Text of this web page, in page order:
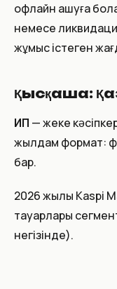
офлайн ашуға
немесе
жұмыс істеген
Қысқаша:
ИП — жеке
жылдам формат:
бар.
2026 жылы Kaspi
тауарлары
негізінде).